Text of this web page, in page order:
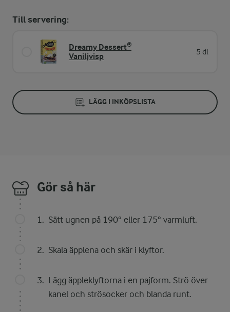
Till servering:
Dreamy Dessert®
Vaniljvisp
5 dl
LÄGG I INKÖPSLISTA
Gör så här
Sätt ugnen på 190° eller 175° varmluft.
Skala äpplena och skär i klyftor.
Lägg äppleklyftorna i en pajform. Strö över
kanel och strösocker och blanda runt.